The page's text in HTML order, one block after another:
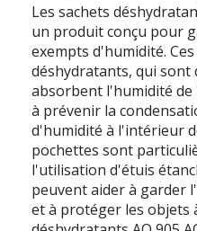
Les sachets
un produit conçu pour
exempts d'humidité.
déshydratants, qui sont
absorbent l'humidité
à prévenir la
d'humidité à l'intérieur
pochettes sont
l'utilisation d'étuis
peuvent aider à garder
et à protéger les objets